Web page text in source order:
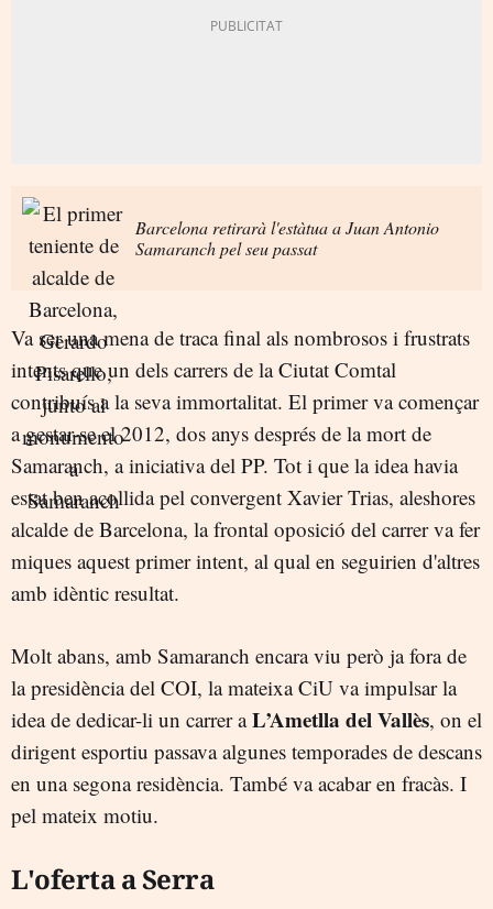
Barcelona retirarà l'estàtua a Juan Antonio
Samaranch pel seu passat
Va ser una mena de traca final als nombrosos i frustrats
intents que un dels carrers de la Ciutat Comtal
contribuís a la seva immortalitat. El primer va començar
a gestar-se el 2012, dos anys després de la mort de
Samaranch, a iniciativa del PP. Tot i que la idea havia
estat ben acollida pel convergent Xavier Trias, aleshores
alcalde de Barcelona, la frontal oposició del carrer va fer
miques aquest primer intent, al qual en seguirien d'altres
amb idèntic resultat.
Molt abans, amb Samaranch encara viu però ja fora de
la presidència del COI, la mateixa CiU va impulsar la
idea de dedicar-li un carrer aL’Ametlla del Vallès, on el
dirigent esportiu passava algunes temporades de descans
en una segona residència. També va acabar en fracàs. I
pel mateix motiu.
L'oferta a Serra